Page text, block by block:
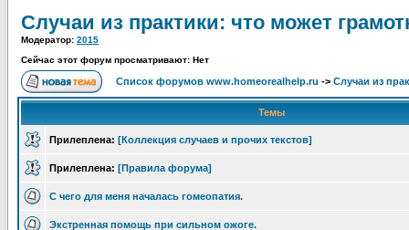
Случаи из практики: что может
Модератор: 2015
Сейчас этот форум просматривают: Нет
Список форумов www.homeorealhelp.ru -> Случаи из
Темы
Прилеплена: [Коллекция случаев и прочих текстов]
Прилеплена: [Правила форума]
С чего для меня началась гомеопатия.
Экстренная помощь при сильном ожоге.